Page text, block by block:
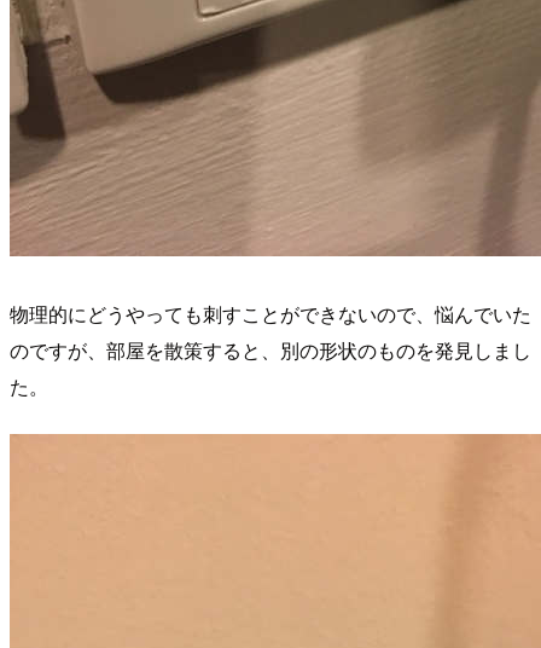
物理的にどうやっても刺すことができないので、悩んでいた
のですが、部屋を散策すると、別の形状のものを発見しまし
た。